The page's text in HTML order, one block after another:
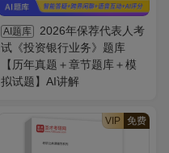
AI题库
2026年保荐代表人考
试《投资银行业务》题库
【历年真题＋章节题库＋模
拟试题】AI讲解
VIP 免费